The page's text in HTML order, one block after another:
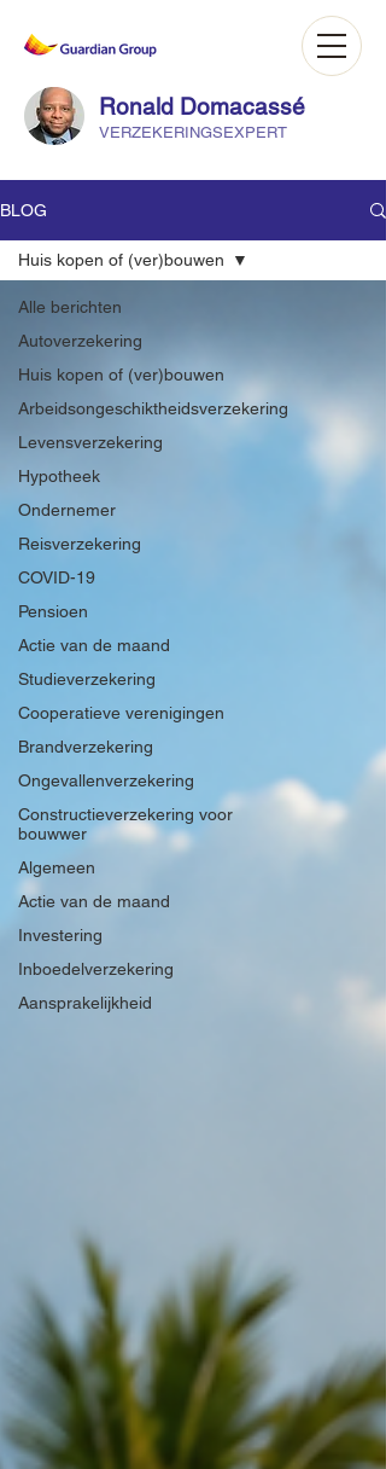
Ronald Domacassé
VERZEKERINGSEXPERT
BLOG
Alle berichten
Autoverzekering
Huis kopen of (ver)bouwen
Arbeidsongeschiktheidsverzekering
Levensverzekering
Hypotheek
Ondernemer
Reisverzekering
COVID-19
Pensioen
Actie van de maand
Studieverzekering
Cooperatieve verenigingen
Brandverzekering
Ongevallenverzekering
Constructieverzekering voor
bouwwer
Algemeen
Actie van de maand
Investering
Inboedelverzekering
Aansprakelijkheid
Huis kopen of (ver)bouwen